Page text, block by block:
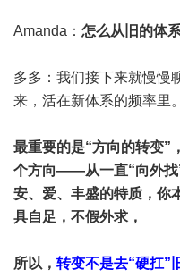
Amanda： 怎么从旧的体
多多：我们接下来就慢慢
来，活在新体系的频率里。
最重要的是“方向的转变”
个方向——从一直“向外找
安、爱、丰盛的特质，你
具自足，不假外求，
所以， 转变不是去“硬扛”